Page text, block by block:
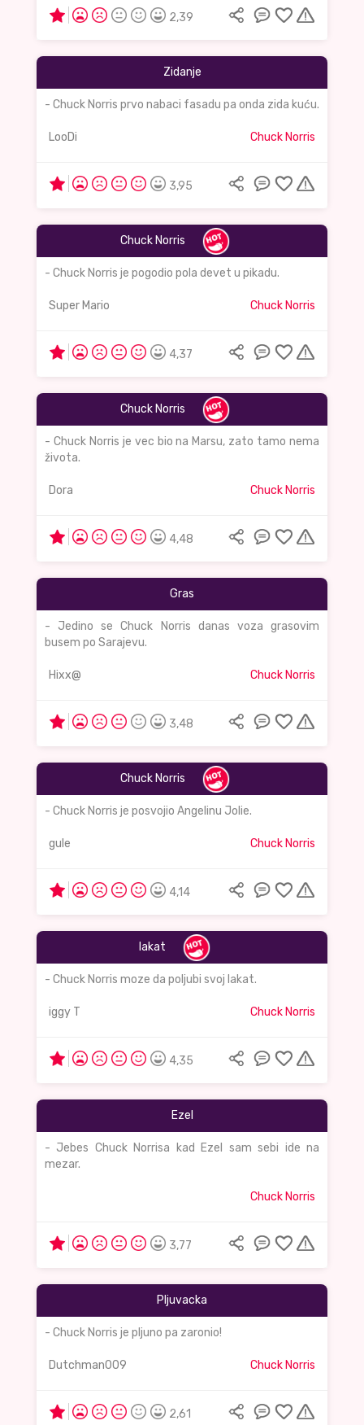
2,39
Zidanje
- Chuck Norris prvo nabaci fasadu pa onda zida kuću.
LooDi Chuck Norris
3,95
Chuck Norris
- Chuck Norris je pogodio pola devet u pikadu.
Super Mario Chuck Norris
4,37
Chuck Norris
- Chuck Norris je vec bio na Marsu, zato tamo nema
života.
Dora Chuck Norris
4,48
Gras
- Jedino se Chuck Norris danas voza grasovim
busem po Sarajevu.
Hixx@ Chuck Norris
3,48
Chuck Norris
- Chuck Norris je posvojio Angelinu Jolie.
gule Chuck Norris
4,14
lakat
- Chuck Norris moze da poljubi svoj lakat.
iggy T Chuck Norris
4,35
Ezel
- Jebes Chuck Norrisa kad Ezel sam sebi ide na
mezar.
Chuck Norris
3,77
Pljuvacka
- Chuck Norris je pljuno pa zaronio!
Dutchman009 Chuck Norris
2,61